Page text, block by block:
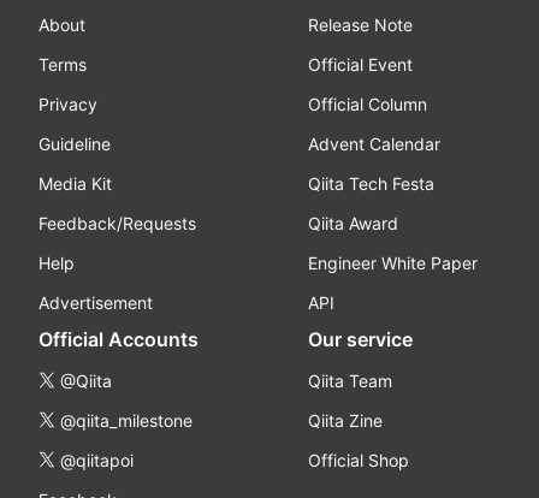
About
Terms
Privacy
Guideline
Media Kit
Feedback/Requests
Help
Advertisement
Release Note
Official Event
Official Column
Advent Calendar
Qiita Tech Festa
Qiita Award
Engineer White Paper
API
Official Accounts
@Qiita
@qiita_milestone
@qiitapoi
Our service
Qiita Team
Qiita Zine
Official Shop